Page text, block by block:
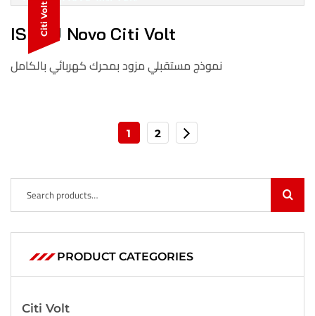
Citi Volt
ISUZU Novo Citi Volt
نموذج مستقبلي مزود بمحرك كهربائي بالكامل
1 2
PRODUCT CATEGORIES
Citi Volt